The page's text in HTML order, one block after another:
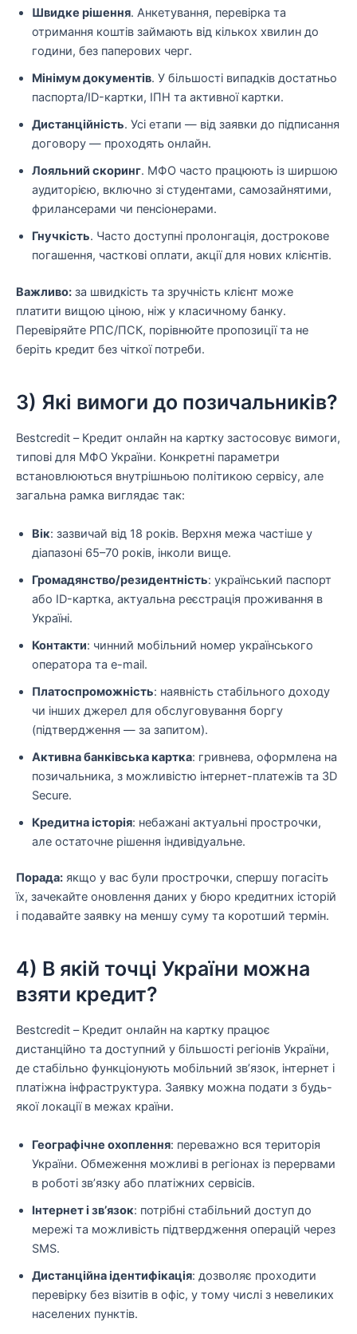
Швидке рішення. Анкетування, перевірка та
отримання коштів займають від кількох хвилин до
години, без паперових черг.
Мінімум документів. У більшості випадків достатньо
паспорта/ID-картки, ІПН та активної картки.
Дистанційність. Усі етапи — від заявки до підписання
договору — проходять онлайн.
Лояльний скоринг. МФО часто працюють із ширшою
аудиторією, включно зі студентами, самозайнятими,
фрилансерами чи пенсіонерами.
Гнучкість. Часто доступні пролонгація, дострокове
погашення, часткові оплати, акції для нових клієнтів.
Важливо: за швидкість та зручність клієнт може
платити вищою ціною, ніж у класичному банку.
Перевіряйте РПС/ПСК, порівнюйте пропозиції та не
беріть кредит без чіткої потреби.
3) Які вимоги до позичальників?
Bestcredit – Кредит онлайн на картку застосовує вимоги,
типові для МФО України. Конкретні параметри
встановлюються внутрішньою політикою сервісу, але
загальна рамка виглядає так:
Вік: зазвичай від 18 років. Верхня межа частіше у
діапазоні 65–70 років, інколи вище.
Громадянство/резидентність: український паспорт
або ID-картка, актуальна реєстрація проживання в
Україні.
Контакти: чинний мобільний номер українського
оператора та e-mail.
Платоспроможність: наявність стабільного доходу
чи інших джерел для обслуговування боргу
(підтвердження — за запитом).
Активна банківська картка: гривнева, оформлена на
позичальника, з можливістю інтернет-платежів та 3D
Secure.
Кредитна історія: небажані актуальні прострочки,
але остаточне рішення індивідуальне.
Порада: якщо у вас були прострочки, спершу погасіть
їх, зачекайте оновлення даних у бюро кредитних історій
і подавайте заявку на меншу суму та коротший термін.
4) В якій точці України можна
взяти кредит?
Bestcredit – Кредит онлайн на картку працює
дистанційно та доступний у більшості регіонів України,
де стабільно функціонують мобільний зв’язок, інтернет і
платіжна інфраструктура. Заявку можна подати з будь-
якої локації в межах країни.
Географічне охоплення: переважно вся територія
України. Обмеження можливі в регіонах із перервами
в роботі зв’язку або платіжних сервісів.
Інтернет і зв’язок: потрібні стабільний доступ до
мережі та можливість підтвердження операцій через
SMS.
Дистанційна ідентифікація: дозволяє проходити
перевірку без візитів в офіс, у тому числі з невеликих
населених пунктів.